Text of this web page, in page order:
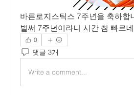
바른로지스틱스 7주년을 축하
벌써 7주년이라니 시간 참 빠르
0
댓글 3개
Write a comment...